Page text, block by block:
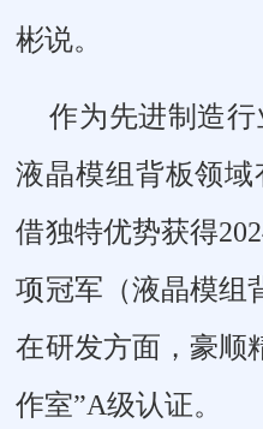
彬说。
作为先进制造
液晶模组背板领
借独特优势获得
项冠军（液晶模组
在研发方面，豪顺
作室”A级认证。